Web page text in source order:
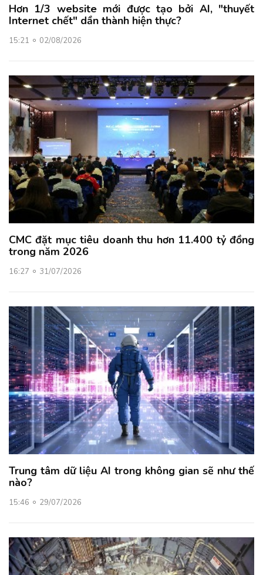
Hơn 1/3 website mới được tạo bởi AI, "thuyết
Internet chết" dần thành hiện thực?
15:21 02/08/2026
CMC đặt mục tiêu doanh thu hơn 11.400 tỷ đồng
trong năm 2026
16:27 31/07/2026
Trung tâm dữ liệu AI trong không gian sẽ như thế
nào?
15:46 29/07/2026